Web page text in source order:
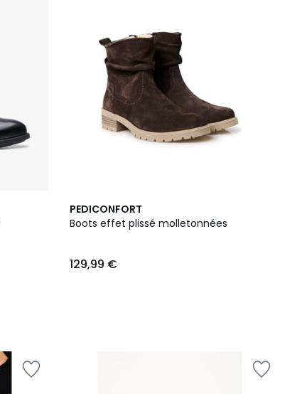
PEDICONFORT
Boots effet plissé molletonnées
129,99 €